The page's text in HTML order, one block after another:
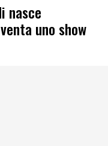
nasce
uno show